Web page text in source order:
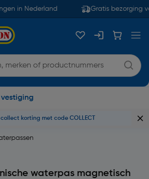
in Nederland Gratis bezorging
korting met code COLLECT
waterpas magnetisch